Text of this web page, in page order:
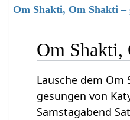
Om Shakti, Om Shakti –
Om Shakti,
Lausche dem Om
gesungen von
Samstagabend